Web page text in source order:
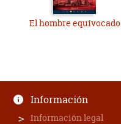
El hombre equivocado
Información
Información legal